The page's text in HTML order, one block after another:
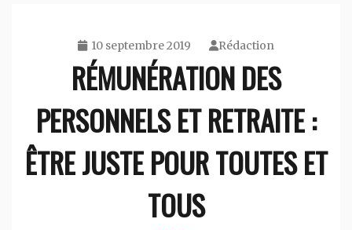
10 septembre 2019 Rédaction
RÉMUNÉRATION DES
PERSONNELS ET RETRAITE :
ÊTRE JUSTE POUR TOUTES ET
TOUS